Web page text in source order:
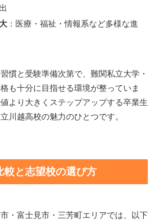
：医療・福祉・情報系など多様な進
慣と受験準備次第で、難関私立大学・
も十分に目指せる環境が整っていま
より大きくステップアップする卒業生
川越高校の魅力のひとつです。
較と志望校の選び方
・富士見市・三芳町エリアでは、以下